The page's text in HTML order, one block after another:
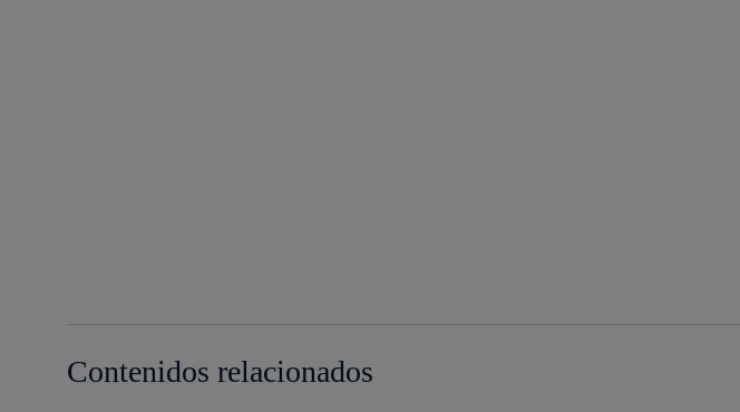
Contenidos relacionados